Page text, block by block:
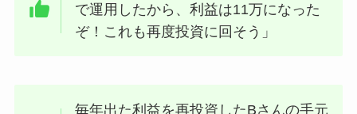
で運用したから、利益は11万になった
ぞ！これも再度投資に回そう」
毎年出た利益を再投資したBさんの手元